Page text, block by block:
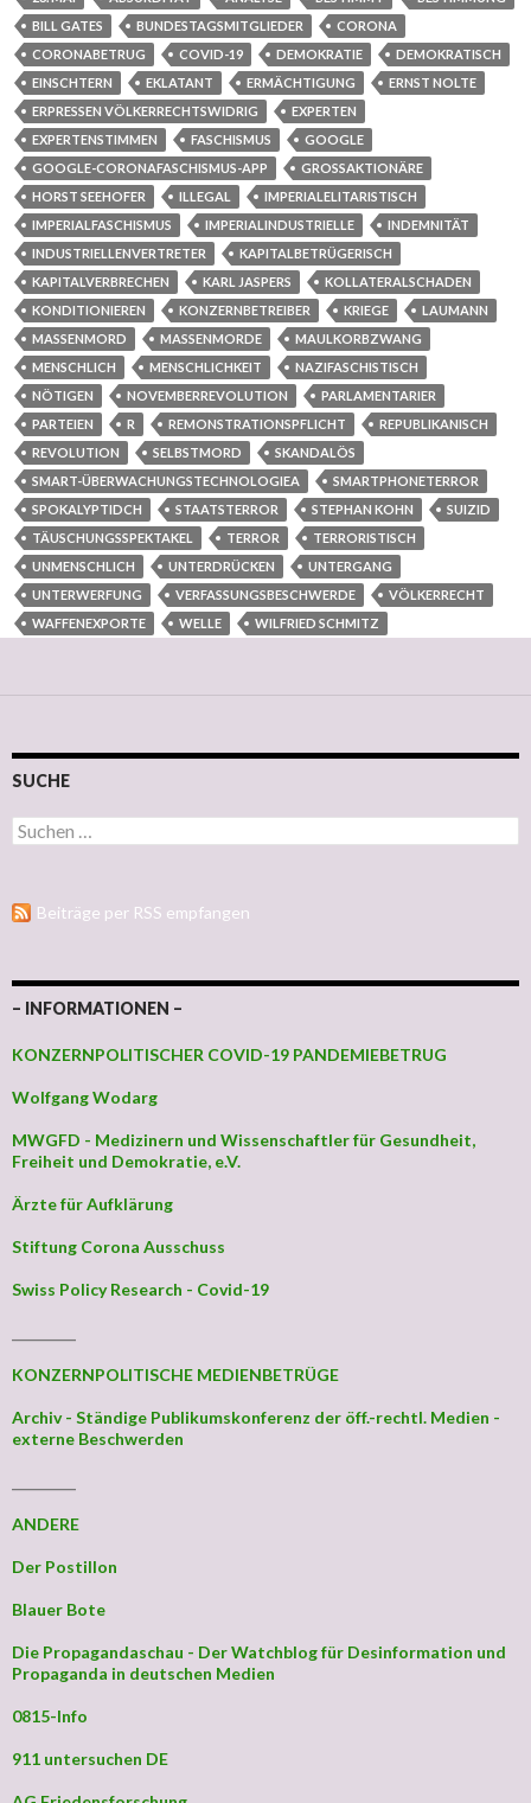
BILL GATES
BUNDESTAGSMITGLIEDER
CORONA
CORONABETRUG
COVID-19 DEMOKRATIE
DEMOKRATISCH
EINSCHTERN
EKLATANT ERMÄCHTIGUNG
ERNST NOLTE
ERPRESSEN VÖLKERRECHTSWIDRIG
EXPERTEN
EXPERTENSTIMMEN
FASCHISMUS
GOOGLE
GOOGLE-CORONAFASCHISMUS-APP
GROSSAKTIONÄRE
HORST SEEHOFER
ILLEGAL
IMPERIALELITARISTISCH
IMPERIALFASCHISMUS
IMPERIALINDUSTRIELLE
INDEMNITÄT
INDUSTRIELLENVERTRETER
KAPITALBETRÜGERISCH
KAPITALVERBRECHEN
KARL JASPERS
KOLLATERALSCHADEN
KONDITIONIEREN
KONZERNBETREIBER KRIEGE
LAUMANN
MASSENMORD
MASSENMORDE
MAULKORBZWANG
MENSCHLICH
MENSCHLICHKEIT
NAZIFASCHISTISCH
NÖTIGEN
NOVEMBERREVOLUTION
PARLAMENTARIER
PARTEIEN
R REMONSTRATIONSPFLICHT
REPUBLIKANISCH
REVOLUTION
SELBSTMORD
SKANDALÖS
SMART-ÜBERWACHUNGSTECHNOLOGIEA
SMARTPHONETERROR
SPOKALYPTIDCH
STAATSTERROR STEPHAN KOHN
SUIZID
TÄUSCHUNGSSPEKTAKEL
TERROR
TERRORISTISCH
UNMENSCHLICH
UNTERDRÜCKEN
UNTERGANG
UNTERWERFUNG
VERFASSUNGSBESCHWERDE
VÖLKERRECHT
WAFFENEXPORTE
WELLE WILFRIED SCHMITZ
SUCHE
Suchen nach:
Beiträge per RSS empfangen
– INFORMATIONEN –
KONZERNPOLITISCHER COVID-19 PANDEMIEBETRUG
Wolfgang Wodarg
MWGFD - Medizinern und Wissenschaftler für Gesundheit,
Freiheit und Demokratie, e.V.
Ärzte für Aufklärung
Stiftung Corona Ausschuss
Swiss Policy Research - Covid-19
KONZERNPOLITISCHE MEDIENBETRÜGE
Archiv - Ständige Publikumskonferenz der öff.-rechtl. Medien -
externe Beschwerden
ANDERE
Der Postillon
Blauer Bote
Die Propagandaschau - Der Watchblog für Desinformation und
Propaganda in deutschen Medien
0815-Info
911 untersuchen DE